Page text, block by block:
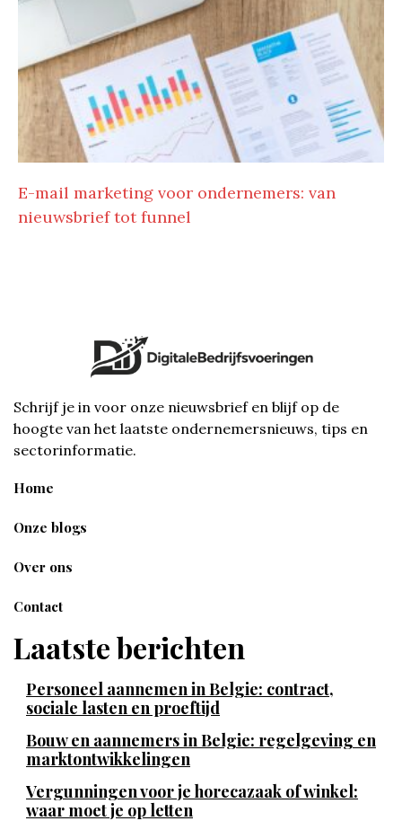
E-mail marketing voor ondernemers: van
nieuwsbrief tot funnel
Schrijf je in voor onze nieuwsbrief en blijf op de
hoogte van het laatste ondernemersnieuws, tips en
sectorinformatie.
Home
Onze blogs
Over ons
Contact
Laatste berichten
Personeel aannemen in Belgie: contract,
sociale lasten en proeftijd
Bouw en aannemers in Belgie: regelgeving en
marktontwikkelingen
Vergunningen voor je horecazaak of winkel:
waar moet je op letten